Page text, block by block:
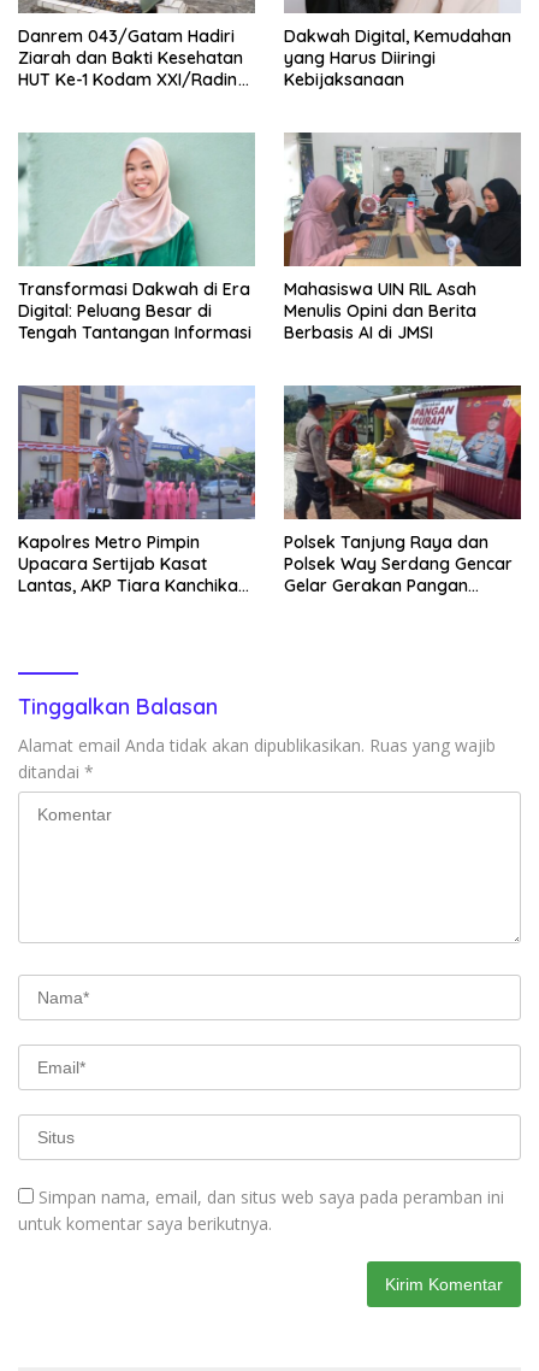
Danrem 043/Gatam Hadiri
Ziarah dan Bakti Kesehatan
HUT Ke-1 Kodam XXI/Radin
Dakwah Digital, Kemudahan
yang Harus Diiringi
Kebijaksanaan
Transformasi Dakwah di Era
Digital: Peluang Besar di
Tengah Tantangan Informasi
Mahasiswa UIN RIL Asah
Menulis Opini dan Berita
Berbasis AI di JMSI
Kapolres Metro Pimpin
Upacara Sertijab Kasat
Lantas, AKP Tiara Kanchika
Polsek Tanjung Raya dan
Polsek Way Serdang Gencar
Gelar Gerakan Pangan
Tinggalkan Balasan
Alamat email Anda tidak akan dipublikasikan. Ruas yang wajib
ditandai *
Simpan nama, email, dan situs web saya pada peramban ini
untuk komentar saya berikutnya.